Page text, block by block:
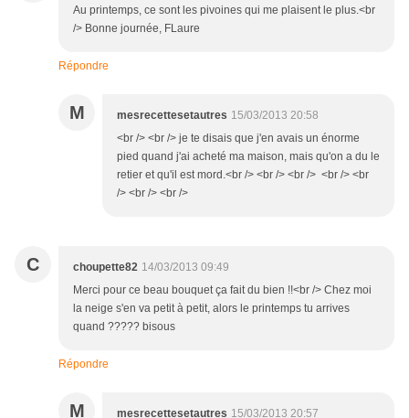
Au printemps, ce sont les pivoines qui me plaisent le plus.<br
/> Bonne journée, FLaure
Répondre
M mesrecettesetautres 15/03/2013 20:58
<br /> <br /> je te disais que j'en avais un énorme
pied quand j'ai acheté ma maison, mais qu'on a du le
retier et qu'il est mord.<br /> <br /> <br /> <br /> <br
/> <br /> <br />
C choupette82 14/03/2013 09:49
Merci pour ce beau bouquet ça fait du bien !!<br /> Chez moi
la neige s'en va petit à petit, alors le printemps tu arrives
quand ????? bisous
Répondre
M mesrecettesetautres 15/03/2013 20:57